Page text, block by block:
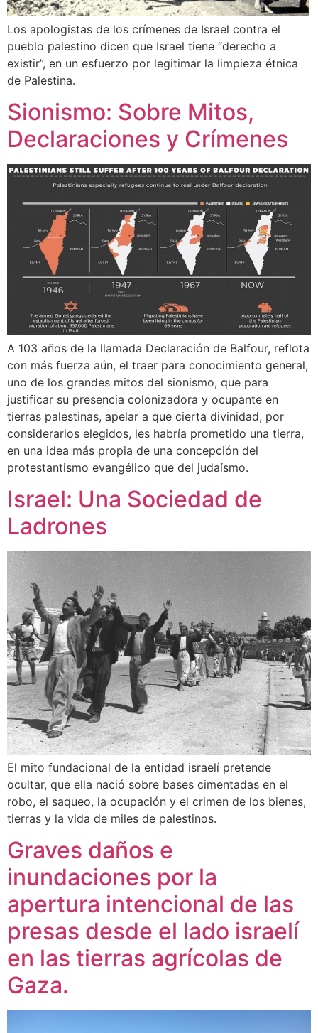
Los apologistas de los crímenes de Israel contra el
pueblo palestino dicen que Israel tiene “derecho a
existir”, en un esfuerzo por legitimar la limpieza étnica
de Palestina.
Sionismo: Sobre Mitos,
Declaraciones y Crímenes
A 103 años de la llamada Declaración de Balfour, reflota
con más fuerza aún, el traer para conocimiento general,
uno de los grandes mitos del sionismo, que para
justificar su presencia colonizadora y ocupante en
tierras palestinas, apelar a que cierta divinidad, por
considerarlos elegidos, les habría prometido una tierra,
en una idea más propia de una concepción del
protestantismo evangélico que del judaísmo.
Israel: Una Sociedad de
Ladrones
El mito fundacional de la entidad israelí pretende
ocultar, que ella nació sobre bases cimentadas en el
robo, el saqueo, la ocupación y el crimen de los bienes,
tierras y la vida de miles de palestinos.
Graves daños e
inundaciones por la
apertura intencional de las
presas desde el lado israelí
en las tierras agrícolas de
Gaza.